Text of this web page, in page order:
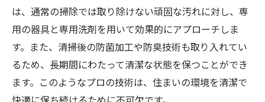
費用対効果の高いクリーニング方法
岡山市南区でのトイレクリーニングのプロのテ
クニックを学ぶ
プロフェッショナルから学ぶトイレ清掃の
基本
は、通常の掃除では取り除けない頑固な汚れに対し、専
用の器具と専用洗剤を用いて効果的にアプローチしま
す。また、清掃後の防菌加工や防臭技術も取り入れてい
るため、長期間にわたって清潔な状態を保つことができ
ます。このようなプロの技術は、住まいの環境を清潔で